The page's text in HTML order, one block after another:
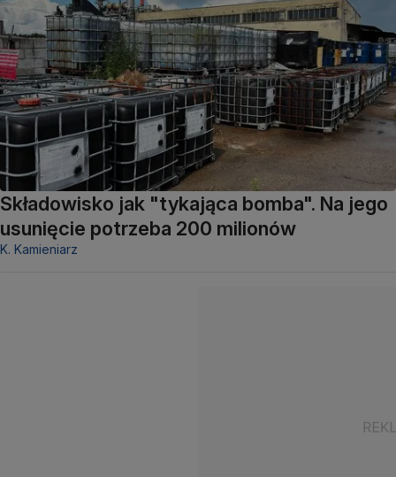
Składowisko jak "tykająca bomba". Na jego
usunięcie potrzeba 200 milionów
K. Kamieniarz